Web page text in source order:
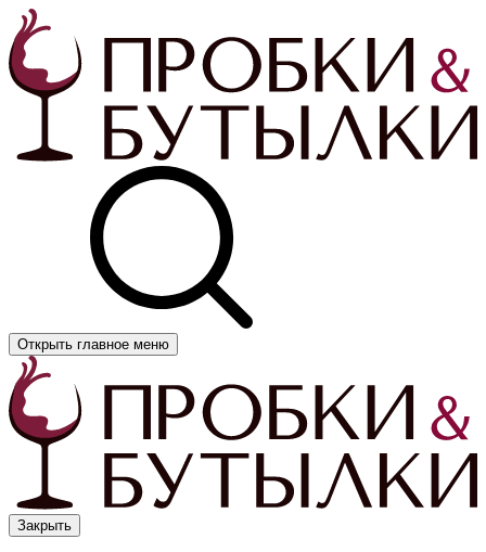
Открыть главное меню
Закрыть